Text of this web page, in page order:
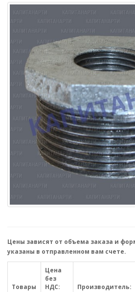
Цены зависят от объема заказа и
указаны в отправленном вам счете.
Товары
Цена
без
НДС:
Производитель: